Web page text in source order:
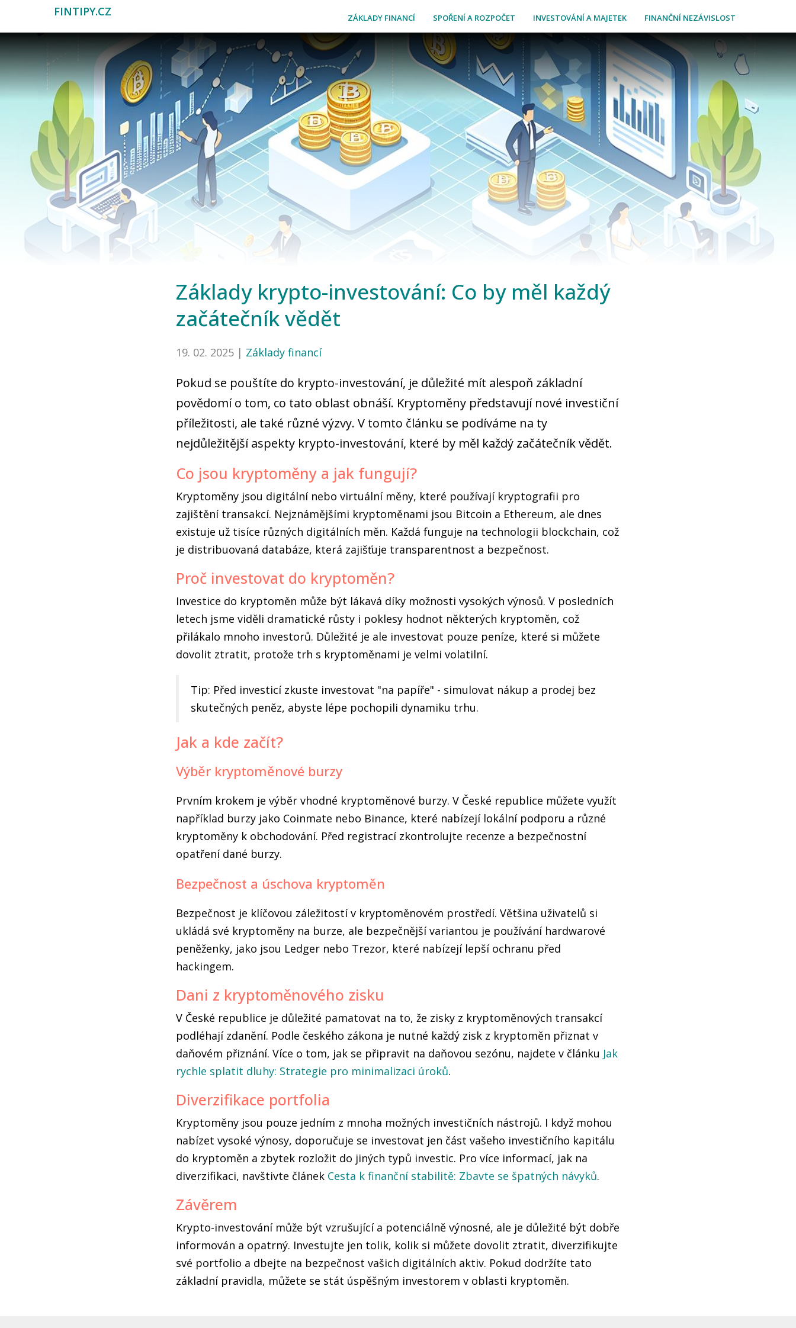
FINTIPY.CZ ZÁKLADY FINANCÍ SPOŘENÍ A ROZPOČET INVESTOVÁNÍ A MAJETEK FINANČNÍ NEZÁVISLOST
Základy krypto-investování: Co by měl každý
začátečník vědět
19. 02. 2025 | Základy financí
Pokud se pouštíte do krypto-investování, je důležité mít alespoň základní
povědomí o tom, co tato oblast obnáší. Kryptoměny představují nové investiční
příležitosti, ale také různé výzvy. V tomto článku se podíváme na ty
nejdůležitější aspekty krypto-investování, které by měl každý začátečník vědět.
Co jsou kryptoměny a jak fungují?
Kryptoměny jsou digitální nebo virtuální měny, které používají kryptografii pro
zajištění transakcí. Nejznámějšími kryptoměnami jsou Bitcoin a Ethereum, ale dnes
existuje už tisíce různých digitálních měn. Každá funguje na technologii blockchain, což
je distribuovaná databáze, která zajišťuje transparentnost a bezpečnost.
Proč investovat do kryptoměn?
Investice do kryptoměn může být lákavá díky možnosti vysokých výnosů. V posledních
letech jsme viděli dramatické růsty i poklesy hodnot některých kryptoměn, což
přilákalo mnoho investorů. Důležité je ale investovat pouze peníze, které si můžete
dovolit ztratit, protože trh s kryptoměnami je velmi volatilní.
Tip: Před investicí zkuste investovat "na papíře" - simulovat nákup a prodej bez
skutečných peněz, abyste lépe pochopili dynamiku trhu.
Jak a kde začít?
Výběr kryptoměnové burzy
Prvním krokem je výběr vhodné kryptoměnové burzy. V České republice můžete využít
například burzy jako Coinmate nebo Binance, které nabízejí lokální podporu a různé
kryptoměny k obchodování. Před registrací zkontrolujte recenze a bezpečnostní
opatření dané burzy.
Bezpečnost a úschova kryptoměn
Bezpečnost je klíčovou záležitostí v kryptoměnovém prostředí. Většina uživatelů si
ukládá své kryptoměny na burze, ale bezpečnější variantou je používání hardwarové
peněženky, jako jsou Ledger nebo Trezor, které nabízejí lepší ochranu před
hackingem.
Dani z kryptoměnového zisku
V České republice je důležité pamatovat na to, že zisky z kryptoměnových transakcí
podléhají zdanění. Podle českého zákona je nutné každý zisk z kryptoměn přiznat v
daňovém přiznání. Více o tom, jak se připravit na daňovou sezónu, najdete v článku Jak
rychle splatit dluhy: Strategie pro minimalizaci úroků.
Diverzifikace portfolia
Kryptoměny jsou pouze jedním z mnoha možných investičních nástrojů. I když mohou
nabízet vysoké výnosy, doporučuje se investovat jen část vašeho investičního kapitálu
do kryptoměn a zbytek rozložit do jiných typů investic. Pro více informací, jak na
diverzifikaci, navštivte článek Cesta k finanční stabilitě: Zbavte se špatných návyků.
Závěrem
Krypto-investování může být vzrušující a potenciálně výnosné, ale je důležité být dobře
informován a opatrný. Investujte jen tolik, kolik si můžete dovolit ztratit, diverzifikujte
své portfolio a dbejte na bezpečnost vašich digitálních aktiv. Pokud dodržíte tato
základní pravidla, můžete se stát úspěšným investorem v oblasti kryptoměn.